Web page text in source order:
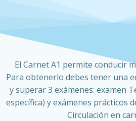
El Carnet A1 permite conducir
Para obtenerlo debes tener una
y superar 3 exámenes: examen
específica) y exámenes prácticos
Circulación en